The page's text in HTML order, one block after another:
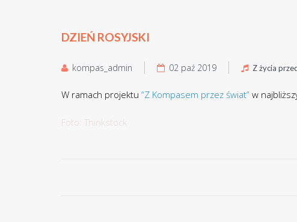
DZIEŃ ROSYJSKI
kompas_admin 02 paź 2019 Z życia
W ramach projektu “Z Kompasem przez świat” w
Foto: Thinkstock